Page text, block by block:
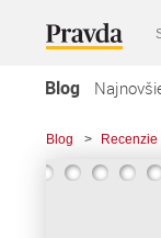
Blog
Blog >